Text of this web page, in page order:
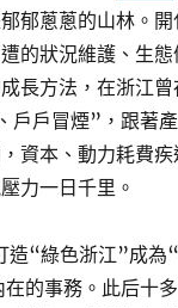
郁蔥蔥的山林。
的狀況維護、生
長方法，在浙江
戶戶冒煙”，跟著
資本、動力耗費
力一日千里。
造“綠色浙江”成為
在的事務。此后十